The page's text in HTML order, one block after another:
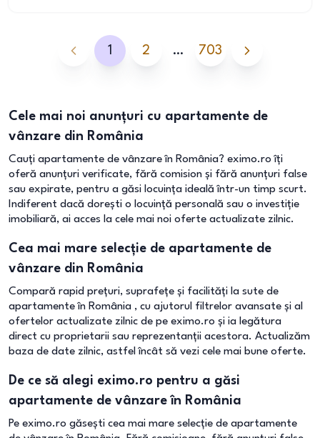
1 2 … 703
Cele mai noi anunțuri cu apartamente de
vânzare din România
Cauți apartamente de vânzare în România? eximo.ro îți
oferă anunțuri verificate, fără comision și fără anunțuri false
sau expirate, pentru a găsi locuința ideală într-un timp scurt.
Indiferent dacă dorești o locuință personală sau o investiție
imobiliară, ai acces la cele mai noi oferte actualizate zilnic.
Cea mai mare selecție de apartamente de
vânzare din România
Compară rapid prețuri, suprafețe și facilități la sute de
apartamente în România , cu ajutorul filtrelor avansate și al
ofertelor actualizate zilnic de pe eximo.ro și ia legătura
direct cu proprietarii sau reprezentanții acestora. Actualizăm
baza de date zilnic, astfel încât să vezi cele mai bune oferte.
De ce să alegi eximo.ro pentru a găsi
apartamente de vânzare în România
Pe eximo.ro găsești cea mai mare selecție de apartamente